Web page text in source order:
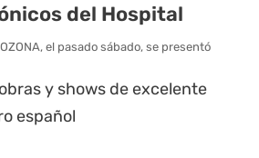
del Hospital
el pasado sábado, se presentó